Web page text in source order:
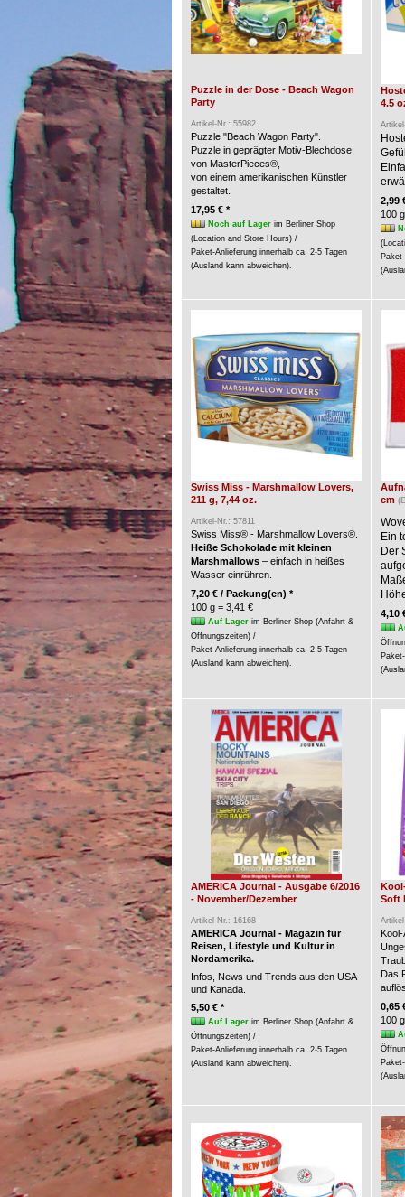
Puzzle in der Dose - Beach Wagon
Party
Artikel-Nr.: 55982
Puzzle "Beach Wagon Party".
Puzzle in geprägter Motiv-Blechdose
von MasterPieces®,
von einem amerikanischen Künstler
gestaltet.
17,95 € *
Noch auf Lagerim Berliner Shop
(Location and Store Hours) /
Paket-Anlieferung innerhalb ca. 2-5 Tagen
(Ausland kann abweichen).
4.5
2,99
100
Swiss Miss - Marshmallow Lovers,
211 g, 7,44 oz.
Artikel-Nr.: 57811
Swiss Miss® - Marshmallow Lovers®.
Heiße Schokolade mit kleinen
Marshmallows– einfach in heißes
Wasser einrühren.
7,20 € / Packung(en) *
100 g = 3,41 €
Auf Lagerim Berliner Shop (Anfahrt &
Öffnungszeiten) /
Paket-Anlieferung innerhalb ca. 2-5 Tagen
(Ausland kann abweichen).
cm
Ein
Der
4,10
AMERICA Journal - Ausgabe 6/2016
- November/Dezember
Artikel-Nr.: 16168
AMERICA Journal - Magazin für
Reisen, Lifestyle und Kultur in
Nordamerika.
Infos, News und Trends aus den USA
und Kanada.
5,50 € *
Auf Lagerim Berliner Shop (Anfahrt &
Öffnungszeiten) /
Paket-Anlieferung innerhalb ca. 2-5 Tagen
(Ausland kann abweichen).
Soft
Das
0,65
100